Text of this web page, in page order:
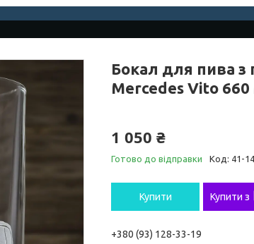
Бокал для пива з
Mercedes Vito
1 050 ₴
Готово до відправки Код: 41-
Купити Купити з
+380 (93) 128-33-19